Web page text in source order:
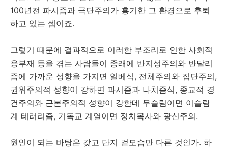
100년전 파시즘과 극단주의가 흥기한 그 환경으로 후퇴
하고 있는 셈이죠.
그렇기 때문에 결과적으로 이러한 부조리로 인한 사회적
응부재 등을 겪는 사람들이 종래에 반지성주의와 반달리
즘에 가까운 성향을 가지면 일베식, 전체주의와 집단주의,
권위주의적 성향이 강하면 파시즘과 나치즘식, 종교적 경
건주의와 근본주의적 성향이 강한데 무슬림이면 이슬람
계 테러리즘, 기독교 계열이면 정치목사와 광신주의.
원인이 되는 바탕은 갖고 단지 겉모습만 다른 것인가. 하